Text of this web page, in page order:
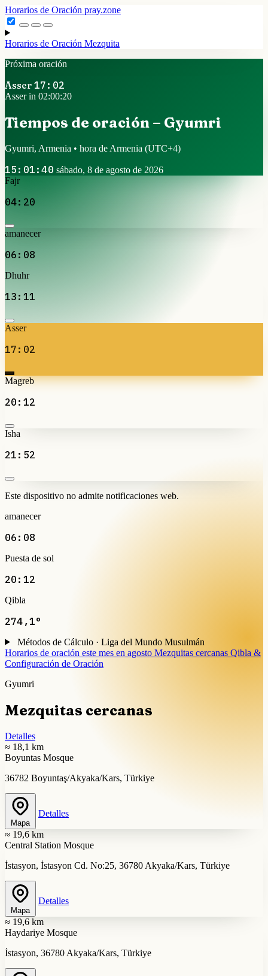
Horarios de Oración pray.zone
Horarios de Oración Mezquita
Próxima oración
Asser 17:02
Asser in 02:00:20
Tiempos de oración – Gyumri
Gyumri, Armenia • hora de Armenia (UTC+4)
15:01:40 sábado, 8 de agosto de 2026
Fajr
04:20
amanecer
06:08
Dhuhr
13:11
Asser
17:02
Magreb
20:12
Isha
21:52
Este dispositivo no admite notificaciones web.
amanecer
06:08
Puesta de sol
20:12
Qibla
274,1°
Métodos de Cálculo · Liga del Mundo Musulmán
Horarios de oración este mes en agosto Mezquitas cercanas Qibla &
Configuración de Oración
Gyumri
Mezquitas cercanas
Detalles
≈ 18,1 km
Boyuntas Mosque
36782 Boyuntaş/Akyaka/Kars, Türkiye
Mapa
Detalles
≈ 19,6 km
Central Station Mosque
İstasyon, İstasyon Cd. No:25, 36780 Akyaka/Kars, Türkiye
Mapa
Detalles
≈ 19,6 km
Haydariye Mosque
İstasyon, 36780 Akyaka/Kars, Türkiye